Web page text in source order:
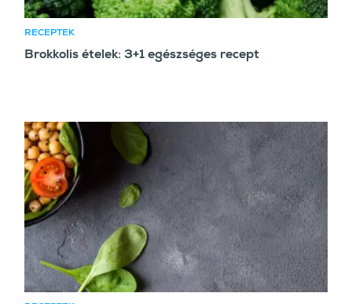
RECEPTEK
Brokkolis ételek: 3+1 egészséges recept